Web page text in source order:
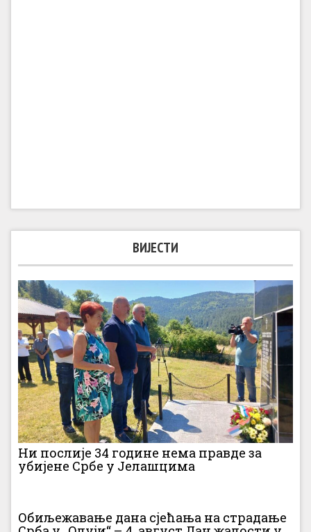
ВИЈЕСТИ
Ни послије 34 године нема правде за
убијене Србе у Јелашцима
Обиљежавање дана сјећања на страдање